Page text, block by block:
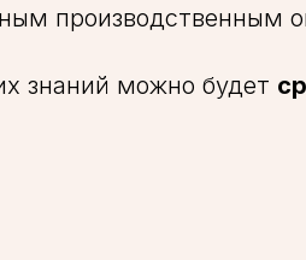
производственным
знаний можно будет